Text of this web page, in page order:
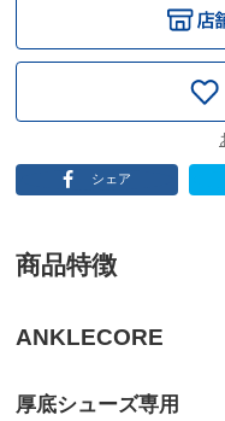
シェア
商品特徴
ANKLECORE
厚底シューズ専用